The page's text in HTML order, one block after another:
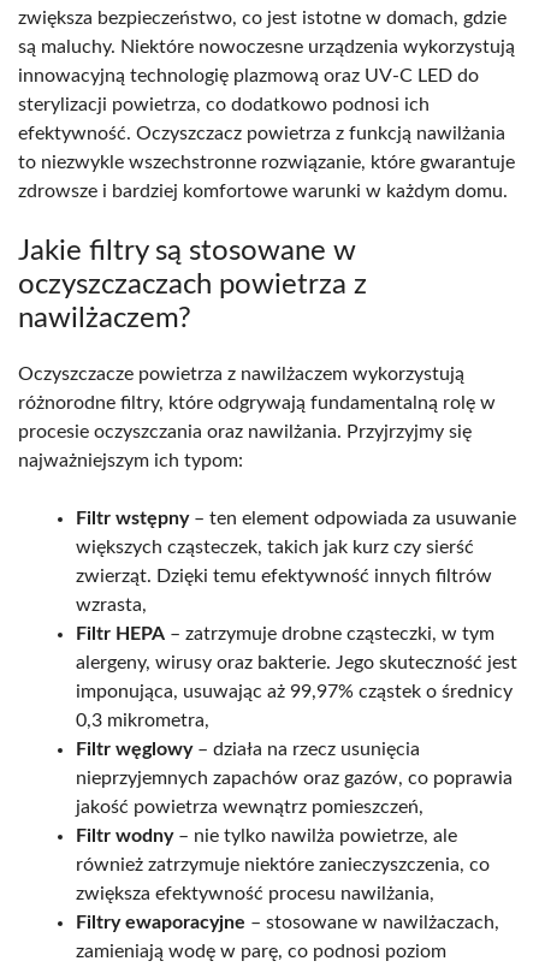
zwiększa bezpieczeństwo, co jest istotne w domach, gdzie
są maluchy. Niektóre nowoczesne urządzenia wykorzystują
innowacyjną technologię plazmową oraz UV-C LED do
sterylizacji powietrza, co dodatkowo podnosi ich
efektywność. Oczyszczacz powietrza z funkcją nawilżania
to niezwykle wszechstronne rozwiązanie, które gwarantuje
zdrowsze i bardziej komfortowe warunki w każdym domu.
Jakie filtry są stosowane w
oczyszczaczach powietrza z
nawilżaczem?
Oczyszczacze powietrza z nawilżaczem wykorzystują
różnorodne filtry, które odgrywają fundamentalną rolę w
procesie oczyszczania oraz nawilżania. Przyjrzyjmy się
najważniejszym ich typom:
Filtr wstępny– ten element odpowiada za usuwanie
większych cząsteczek, takich jak kurz czy sierść
zwierząt. Dzięki temu efektywność innych filtrów
wzrasta,
Filtr HEPA – zatrzymuje drobne cząsteczki, w tym
alergeny, wirusy oraz bakterie. Jego skuteczność jest
imponująca, usuwając aż 99,97% cząstek o średnicy
0,3 mikrometra,
Filtr węglowy– działa na rzecz usunięcia
nieprzyjemnych zapachów oraz gazów, co poprawia
jakość powietrza wewnątrz pomieszczeń,
Filtr wodny– nie tylko nawilża powietrze, ale
również zatrzymuje niektóre zanieczyszczenia, co
zwiększa efektywność procesu nawilżania,
Filtry ewaporacyjne – stosowane w nawilżaczach,
zamieniają wodę w parę, co podnosi poziom